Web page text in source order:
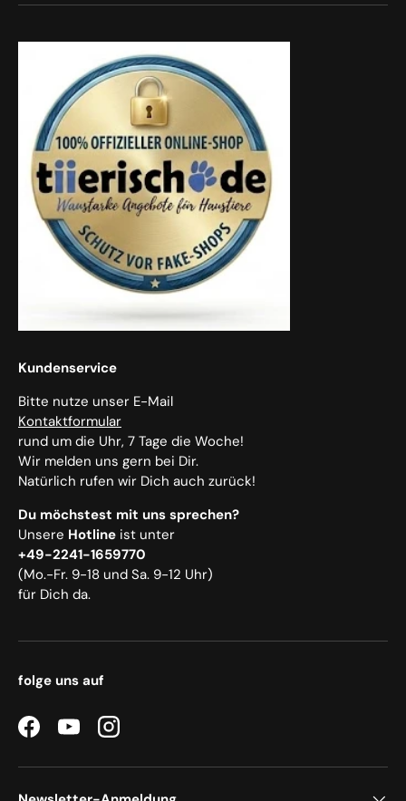
Kundenservice
Bitte nutze unser E-Mail
Kontaktformular
rund um die Uhr, 7 Tage die Woche!
Wir melden uns gern bei Dir.
Natürlich rufen wir Dich auch zurück!
Du möchstest mit uns sprechen?
Unsere Hotline ist unter
+49-2241-1659770
(Mo.-Fr. 9-18 und Sa. 9-12 Uhr)
für Dich da.
folge uns auf
FacebookYouTubeInstagram